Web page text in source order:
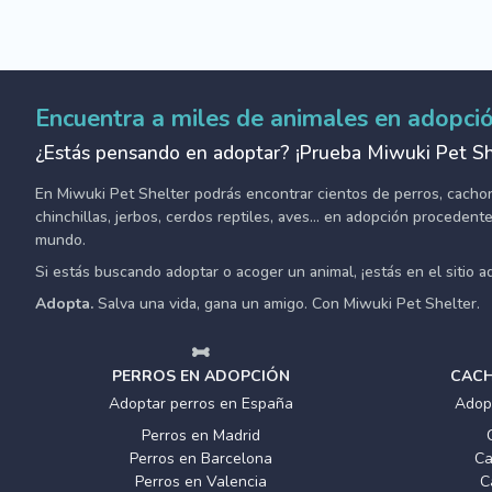
Encuentra a miles de animales en
¿Estás pensando en adoptar? ¡Prueba Miwuki Pet
En Miwuki Pet Shelter podrás encontrar cientos de perros,
chinchillas, jerbos, cerdos reptiles, aves... en adopción
mundo.
Si estás buscando adoptar o acoger un animal, ¡estás en el sitio
Adopta. Salva una vida, gana un amigo. Con Miwuki Pet Shelter.
PERROS EN ADOPCIÓN
Adoptar perros en España
Perros en Madrid
Perros en Barcelona
Perros en Valencia